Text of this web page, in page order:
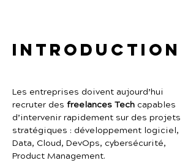
Introduction
Les entreprises doivent aujourd’hui
recruter des freelances Tech capables
d’intervenir rapidement sur des projets
stratégiques : développement logiciel,
Data, Cloud, DevOps, cybersécurité,
Product Management.